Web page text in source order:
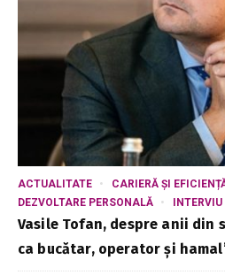
ACTUALITATE
CARIERĂ ȘI
DEZVOLTARE PERSONALĂ
INTERVIU
Vasile Tofan, despre anii din
ca bucătar, operator și